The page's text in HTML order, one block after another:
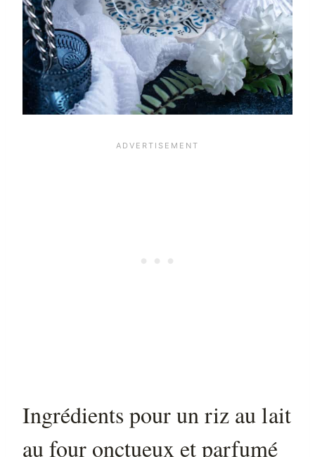
Ingrédients pour un riz au lait
au four onctueux et parfumé